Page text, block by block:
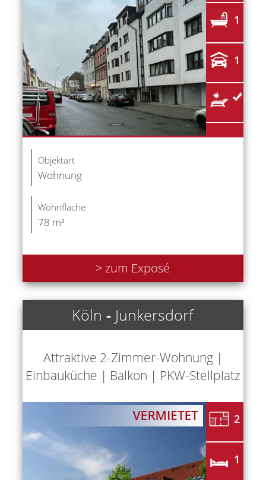
1
1
Objektart
Wohnung
Wohnfläche
78 m²
> zum Exposé
Köln - Junkersdorf
Attraktive 2-Zimmer-Wohnung |
Einbauküche | Balkon | PKW-Stellplatz
2
1